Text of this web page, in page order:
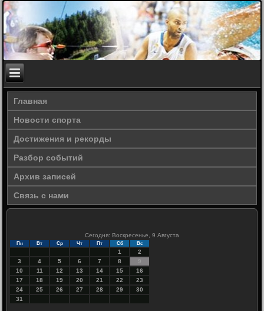
Главная
Новости спорта
Достижения и рекорды
Разбор событий
Архив записей
Связь с нами
Сегодня: Воскресенье, 9 Августа
Пн Вт Ср Чт Пт Сб Вс
1
2
3
4 5 6 7 8
9
10
11 12 13 14 15
16
17
18 19 20 21 22
23
24
25 26 27 28 29
30
31